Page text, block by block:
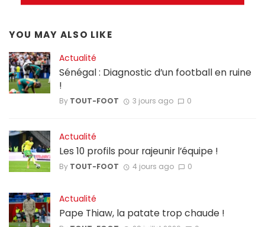
YOU MAY ALSO LIKE
Actualité
Sénégal : Diagnostic d’un football en ruine
!
By TOUT-FOOT 3 jours ago 0
Actualité
Les 10 profils pour rajeunir l’équipe !
By TOUT-FOOT 4 jours ago 0
Actualité
Pape Thiaw, la patate trop chaude !